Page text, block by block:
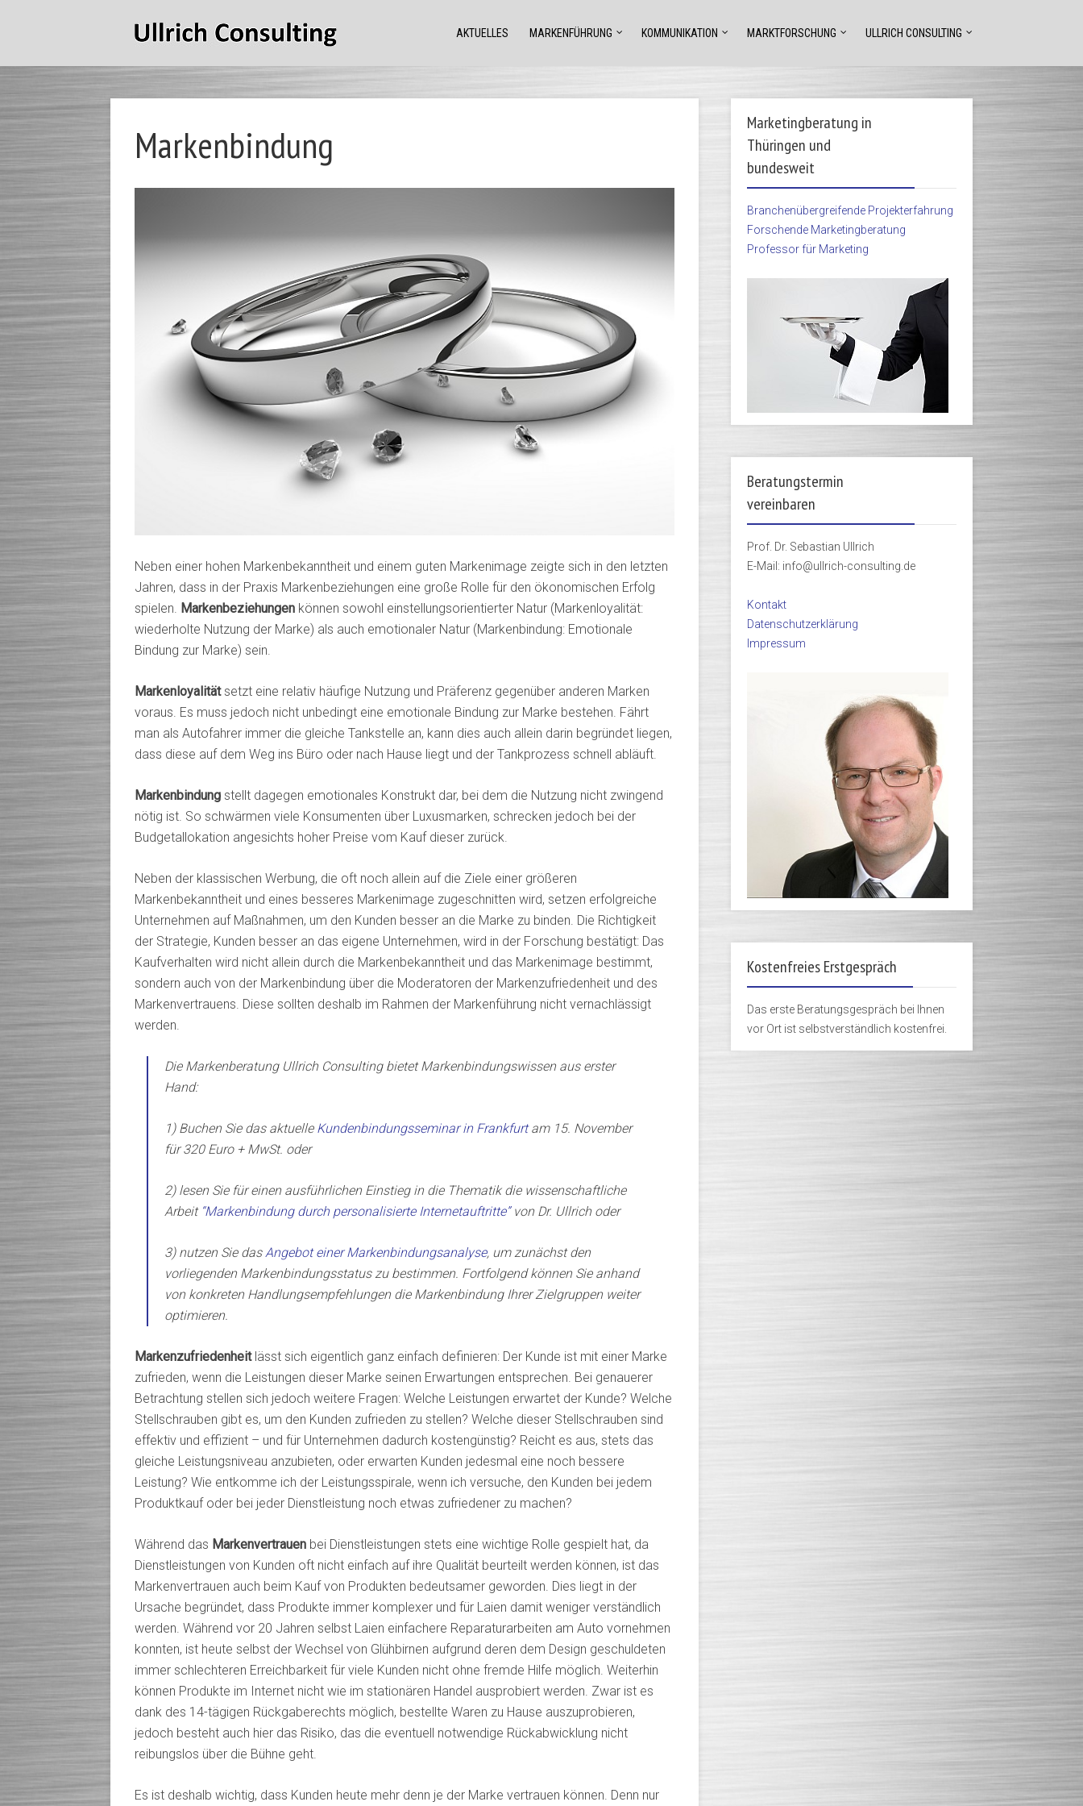
AKTUELLES MARKENFÜHRUNG KOMMUNIKATION MARKTFORSCHUNG ULLRICH CONSULTING
Markenbindung
Neben einer hohen Markenbekanntheit und einem guten Markenimage zeigte sich in den letzten
Jahren, dass in der Praxis Markenbeziehungen eine große Rolle für den ökonomischen Erfolg
spielen.
Markenbeziehungen können sowohl einstellungsorientierter Natur (Markenloyalität:
wiederholte Nutzung der Marke) als auch emotionaler Natur (Markenbindung: Emotionale
Bindung zur Marke) sein.
Markenloyalitätsetzt eine relativ häufige Nutzung und Präferenz gegenüber anderen Marken
voraus. Es muss jedoch nicht unbedingt eine emotionale Bindung zur Marke bestehen. Fährt
man als Autofahrer immer die gleiche Tankstelle an, kann dies auch allein darin begründet liegen,
dass diese auf dem Weg ins Büro oder nach Hause liegt und der Tankprozess schnell abläuft.
Markenbindung stellt dagegen emotionales Konstrukt dar, bei dem die Nutzung nicht zwingend
nötig ist. So schwärmen viele Konsumenten über Luxusmarken, schrecken jedoch bei der
Budgetallokation angesichts hoher Preise vom Kauf dieser zurück.
Neben der klassischen Werbung, die oft noch allein auf die Ziele einer größeren
Markenbekanntheit und eines besseres Markenimage zugeschnitten wird, setzen erfolgreiche
Unternehmen auf Maßnahmen, um den Kunden besser an die Marke zu binden. Die Richtigkeit
der Strategie, Kunden besser an das eigene Unternehmen, wird in der Forschung bestätigt: Das
Kaufverhalten wird nicht allein durch die Markenbekanntheit und das Markenimage bestimmt,
sondern auch von der Markenbindung über die Moderatoren der Markenzufriedenheit und des
Markenvertrauens. Diese sollten deshalb im Rahmen der Markenführung nicht vernachlässigt
werden.
Die Markenberatung Ullrich Consulting bietet Markenbindungswissen aus erster
Hand:
1) Buchen Sie das aktuelle Kundenbindungsseminar in Frankfurtam 15. November
für 320 Euro + MwSt. oder
2) lesen Sie für einen ausführlichen Einstieg in die Thematik die wissenschaftliche
Arbeit “Markenbindung durch personalisierte Internetauftritte”von Dr. Ullrich oder
3) nutzen Sie das Angebot einer Markenbindungsanalyse, um zunächst den
vorliegenden Markenbindungsstatus zu bestimmen. Fortfolgend können Sie anhand
von konkreten Handlungsempfehlungen die Markenbindung Ihrer Zielgruppen weiter
optimieren.
Markenzufriedenheitlässt sich eigentlich ganz einfach definieren: Der Kunde ist mit einer Marke
zufrieden, wenn die Leistungen dieser Marke seinen Erwartungen entsprechen. Bei genauerer
Betrachtung stellen sich jedoch weitere Fragen: Welche Leistungen erwartet der Kunde? Welche
Stellschrauben gibt es, um den Kunden zufrieden zu stellen? Welche dieser Stellschrauben sind
effektiv und effizient – und für Unternehmen dadurch kostengünstig? Reicht es aus, stets das
gleiche Leistungsniveau anzubieten, oder erwarten Kunden jedesmal eine noch bessere
Leistung? Wie entkomme ich der Leistungsspirale, wenn ich versuche, den Kunden bei jedem
Produktkauf oder bei jeder Dienstleistung noch etwas zufriedener zu machen?
Während das Markenvertrauen bei Dienstleistungen stets eine wichtige Rolle gespielt hat, da
Dienstleistungen von Kunden oft nicht einfach auf ihre Qualität beurteilt werden können, ist das
Markenvertrauen auch beim Kauf von Produkten bedeutsamer geworden. Dies liegt in der
Ursache begründet, dass Produkte immer komplexer und für Laien damit weniger verständlich
werden. Während vor 20 Jahren selbst Laien einfachere Reparaturarbeiten am Auto vornehmen
konnten, ist heute selbst der Wechsel von Glühbirnen aufgrund deren dem Design geschuldeten
immer schlechteren Erreichbarkeit für viele Kunden nicht ohne fremde Hilfe möglich. Weiterhin
können Produkte im Internet nicht wie im stationären Handel ausprobiert werden. Zwar ist es
dank des 14-tägigen Rückgaberechts möglich, bestellte Waren zu Hause auszuprobieren,
jedoch besteht auch hier das Risiko, das die eventuell notwendige Rückabwicklung nicht
reibungslos über die Bühne geht.
Es ist deshalb wichtig, dass Kunden heute mehr denn je der Marke vertrauen können. Denn nur
Marketingberatung in
Thüringen und
bundesweit
Branchenübergreifende Projekterfahrung
Forschende Marketingberatung
Professor für Marketing
Beratungstermin
vereinbaren
Prof. Dr. Sebastian Ullrich
E-Mail: info@ullrich-consulting.de
Kontakt
Datenschutzerklärung
Impressum
Kostenfreies Erstgespräch
Das erste Beratungsgespräch bei Ihnen
vor Ort ist selbstverständlich kostenfrei.